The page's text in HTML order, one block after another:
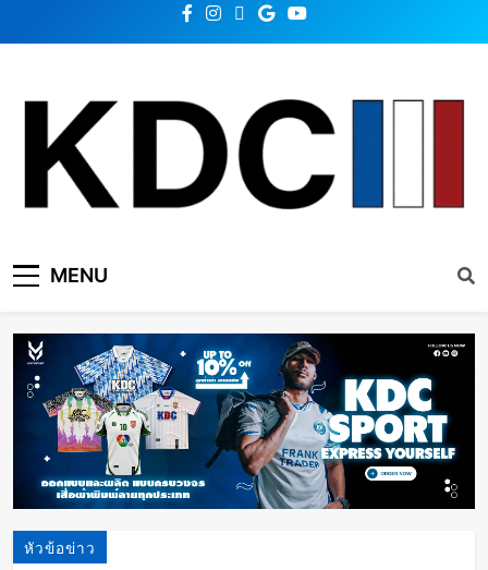
KDC SOLUTION | เคดีซี
โซลูชั่น
MENU
หัวข้อข่าว